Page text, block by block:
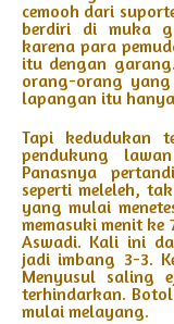
cemooh dari
berdiri di muka
karena para
itu dengan
orang-orang yang
lapangan itu
Tapi kedudukan
pendukung
Panasnya
seperti meleleh,
yang mulai
memasuki menit
Aswadi. Kali ini
jadi imbang 3-3.
Menyusul saling
terhindarkan.
mulai melayang.